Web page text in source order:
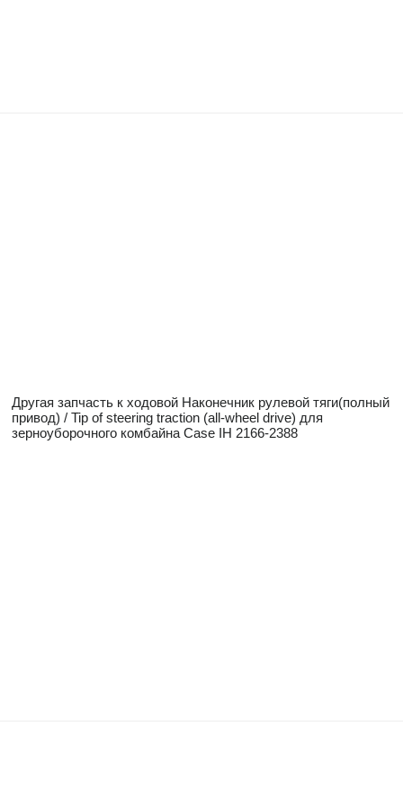
Другая запчасть к ходовой Наконечник рулевой тяги(полный
привод) / Tip of steering traction (all-wheel drive) для
зерноуборочного комбайна Case IH 2166-2388